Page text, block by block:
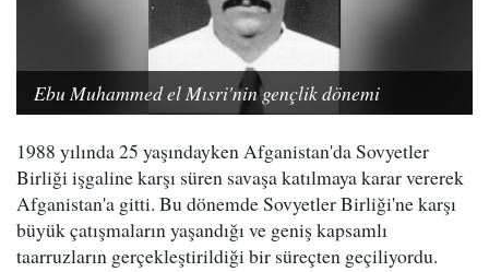
Ebu Muhammed el Mısri'nin gençlik dönemi
1988 yılında 25 yaşındayken Afganistan'da Sovyetler
Birliği işgaline karşı süren savaşa katılmaya karar vererek
Afganistan'a gitti. Bu dönemde Sovyetler Birliği'ne karşı
büyük çatışmaların yaşandığı ve geniş kapsamlı
taarruzların gerçekleştirildiği bir süreçten geçiliyordu.